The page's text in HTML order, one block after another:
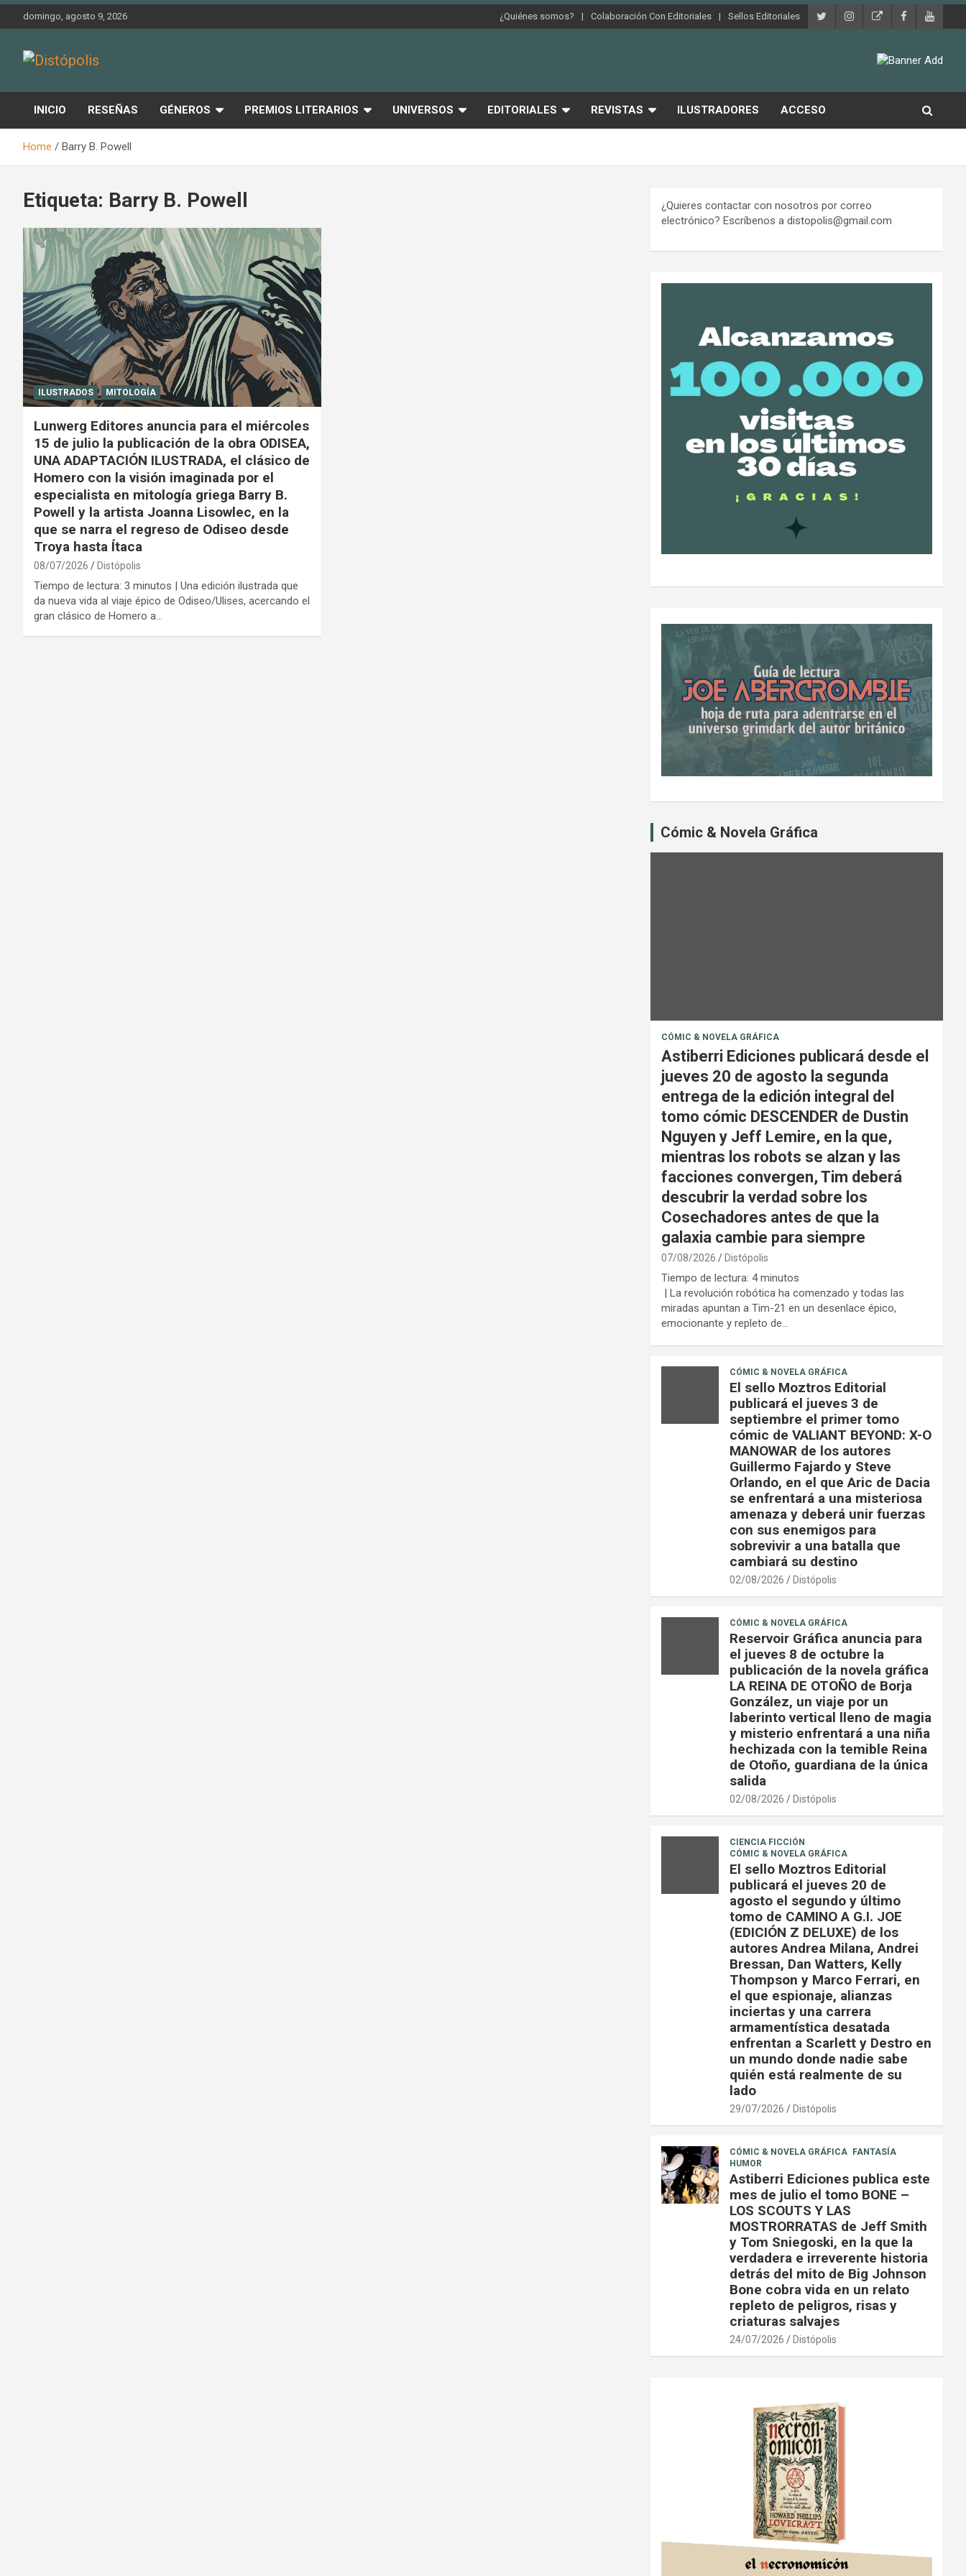
Skip
domingo, agosto 9, 2026 ¿Quiénes somos? Colaboración Con Editoriales Sellos Editoriales
Distópolis
INICIO RESEÑAS GÉNEROS PREMIOS LITERARIOS UNIVERSOS EDITORIALES REVISTAS ILUSTRADORES ACCESO
Home Barry B. Powell
Etiqueta: Barry B. Powell
ILUSTRADOS MITOLOGÍA
Lunwerg Editores anuncia para el miércoles
15 de julio la publicación de la obra ODISEA,
UNA ADAPTACIÓN ILUSTRADA, el clásico de
Homero con la visión imaginada por el
especialista en mitología griega Barry B.
Powell y la artista Joanna Lisowlec, en la
que se narra el regreso de Odiseo desde
Troya hasta Ítaca
08/07/2026 Distópolis
Tiempo de lectura: 3 minutos | Una edición ilustrada que
da nueva vida al viaje épico de Odiseo/Ulises, acercando el
gran clásico de Homero a…
¿Quieres contactar con nosotros por correo
electrónico? Escríbenos a distopolis@gmail.com
Cómic & Novela Gráfica
CÓMIC & NOVELA GRÁFICA
Astiberri Ediciones publicará desde el
jueves 20 de agosto la segunda
entrega de la edición integral del
tomo cómic DESCENDER de Dustin
Nguyen y Jeff Lemire, en la que,
mientras los robots se alzan y las
facciones convergen, Tim deberá
descubrir la verdad sobre los
Cosechadores antes de que la
galaxia cambie para siempre
07/08/2026 Distópolis
Tiempo de lectura: 4 minutos
| La revolución robótica ha comenzado y todas las
miradas apuntan a Tim-21 en un desenlace épico,
emocionante y repleto de…
CÓMIC & NOVELA GRÁFICA
El sello Moztros Editorial
publicará el jueves 3 de
septiembre el primer tomo
cómic de VALIANT BEYOND: X-O
MANOWAR de los autores
Guillermo Fajardo y Steve
Orlando, en el que Aric de Dacia
se enfrentará a una misteriosa
amenaza y deberá unir fuerzas
con sus enemigos para
sobrevivir a una batalla que
cambiará su destino
02/08/2026 Distópolis
CÓMIC & NOVELA GRÁFICA
Reservoir Gráfica anuncia para
el jueves 8 de octubre la
publicación de la novela gráfica
LA REINA DE OTOÑO de Borja
González, un viaje por un
laberinto vertical lleno de magia
y misterio enfrentará a una niña
hechizada con la temible Reina
de Otoño, guardiana de la única
salida
02/08/2026 Distópolis
CIENCIA FICCIÓN
CÓMIC & NOVELA GRÁFICA
El sello Moztros Editorial
publicará el jueves 20 de
agosto el segundo y último
tomo de CAMINO A G.I. JOE
(EDICIÓN Z DELUXE) de los
autores Andrea Milana, Andrei
Bressan, Dan Watters, Kelly
Thompson y Marco Ferrari, en
el que espionaje, alianzas
inciertas y una carrera
armamentística desatada
enfrentan a Scarlett y Destro en
un mundo donde nadie sabe
quién está realmente de su
lado
29/07/2026 Distópolis
CÓMIC & NOVELA GRÁFICA
FANTASÍA
HUMOR
Astiberri Ediciones publica este
mes de julio el tomo BONE –
LOS SCOUTS Y LAS
MOSTRORRATAS de Jeff Smith
y Tom Sniegoski, en la que la
verdadera e irreverente historia
detrás del mito de Big Johnson
Bone cobra vida en un relato
repleto de peligros, risas y
criaturas salvajes
24/07/2026 Distópolis